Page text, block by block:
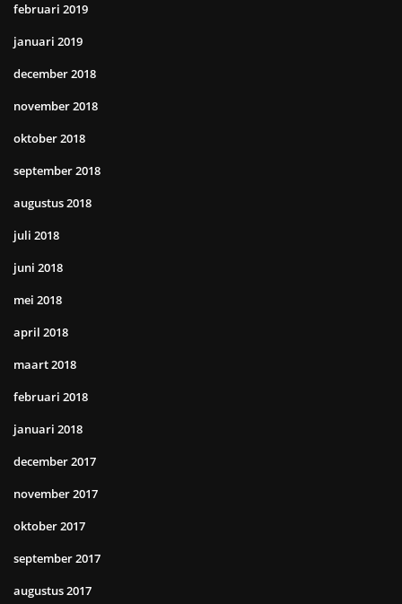
februari 2019
januari 2019
december 2018
november 2018
oktober 2018
september 2018
augustus 2018
juli 2018
juni 2018
mei 2018
april 2018
maart 2018
februari 2018
januari 2018
december 2017
november 2017
oktober 2017
september 2017
augustus 2017